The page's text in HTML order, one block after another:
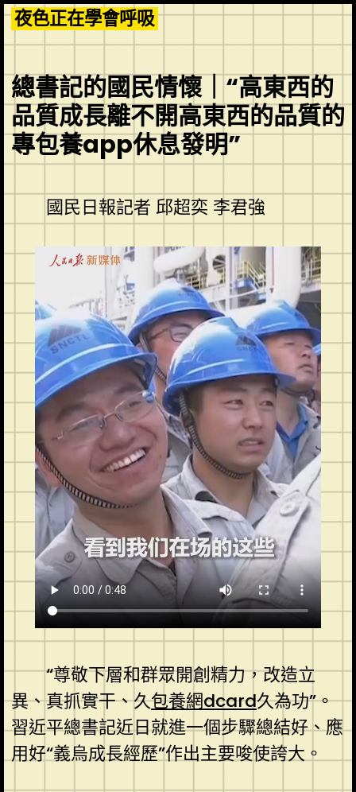
Skip
to
content
夜色正在學會呼吸
總書記的國民情懷｜“高東西的
品質成長離不開高東西的品質的
專包養app休息發明”
國民日報記者 邱超奕 李君強
“尊敬下層和群眾開創精力，改造立
異、真抓實干、久包養網dcard久為功”。
習近平總書記近日就進一個步驟總結好、應
用好“義烏成長經歷”作出主要唆使誇大。